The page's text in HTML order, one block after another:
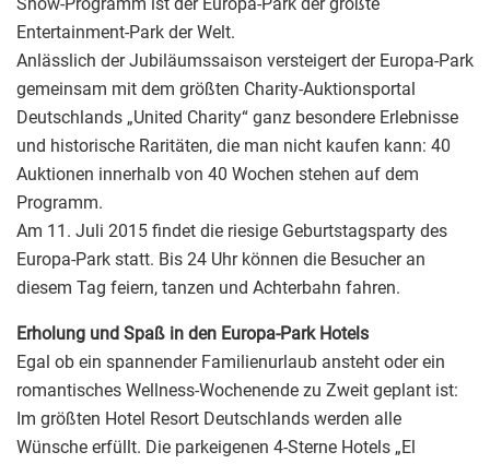
Entertainment-Park der Welt.
Anlässlich der Jubiläumssaison versteigert der Europa-Park
gemeinsam mit dem größten Charity-Auktionsportal
Deutschlands „United Charity“ ganz besondere Erlebnisse
und historische Raritäten, die man nicht kaufen kann: 40
Auktionen innerhalb von 40 Wochen stehen auf dem
Programm.
Am 11. Juli 2015 findet die riesige Geburtstagsparty des
Europa-Park statt. Bis 24 Uhr können die Besucher an
diesem Tag feiern, tanzen und Achterbahn fahren.
Erholung und Spaß in den Europa-Park Hotels
Egal ob ein spannender Familienurlaub ansteht oder ein
romantisches Wellness-Wochenende zu Zweit geplant ist:
Im größten Hotel Resort Deutschlands werden alle
Wünsche erfüllt. Die parkeigenen 4-Sterne Hotels „El